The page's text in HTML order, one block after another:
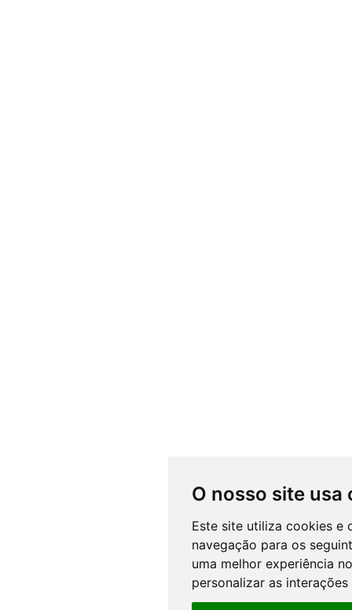
O nosso site usa
Este site utiliza cookies e
navegação para os
uma melhor experiência
personalizar as